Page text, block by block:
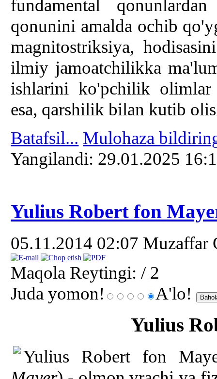
fundamental
qonunini amalda ochib
magnitostriksiya,
ilmiy jamoatchilikka
ishlarini ko'pchilik olimlar
esa, qarshilik bilan kutib
Batafsil... Mulohaza
Yangilаndi: 29.01.2025
Yulius Robert fon
05.11.2014 02:07 Muzaffar
Maqola Reytingi: / 2
Juda yomon!
A'lo!
Yulius
Yulius Robert fon